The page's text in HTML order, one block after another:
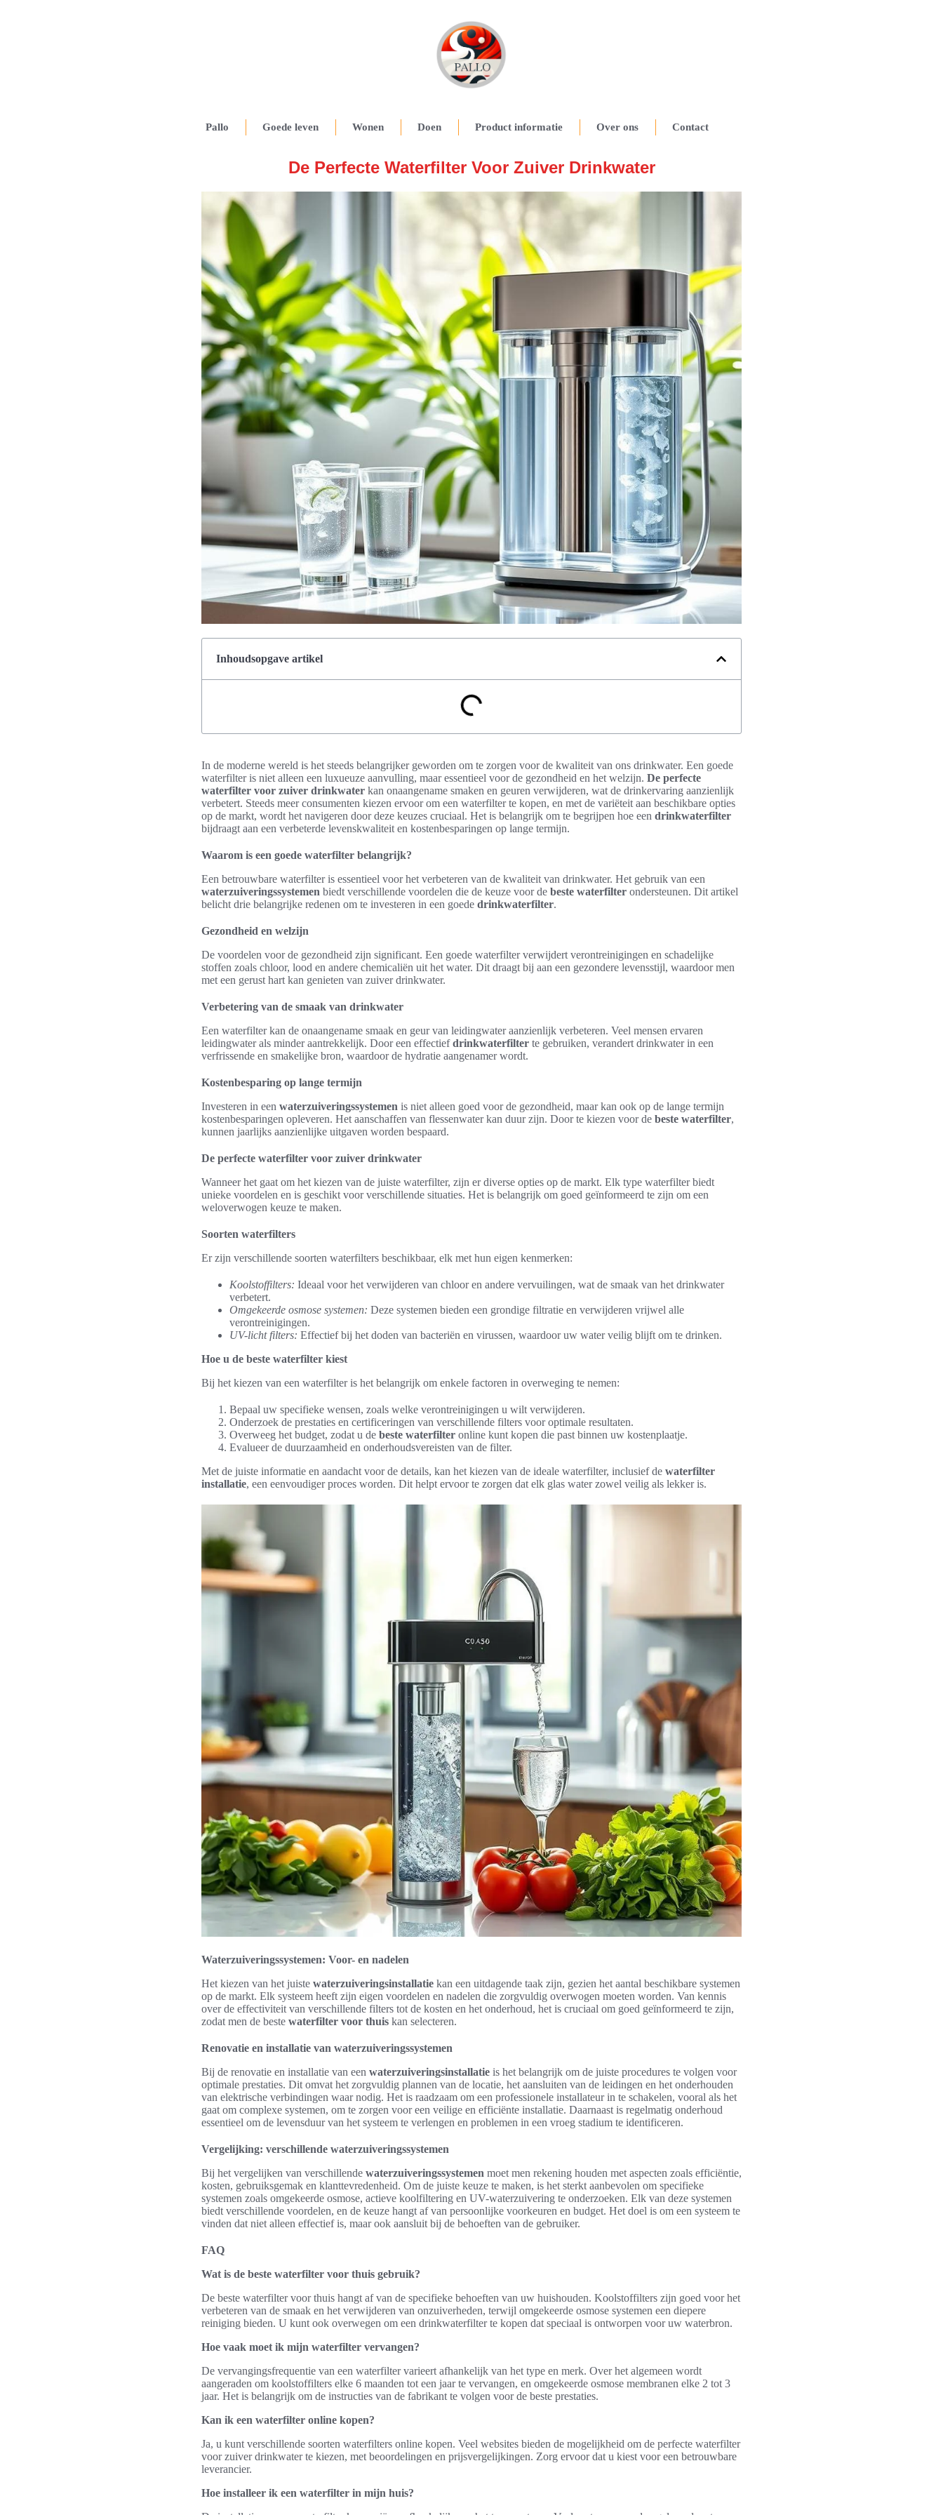
Pallo Goede leven Wonen Doen Product informatie Over ons Contact
De Perfecte Waterfilter Voor Zuiver Drinkwater
Inhoudsopgave artikel
In de moderne wereld is het steeds belangrijker geworden om te zorgen voor de kwaliteit van ons drinkwater. Een goede
waterfilter is niet alleen een luxueuze aanvulling, maar essentieel voor de gezondheid en het welzijn. De perfecte
waterfilter voor zuiver drinkwater kan onaangename smaken en geuren verwijderen, wat de drinkervaring aanzienlijk
verbetert. Steeds meer consumenten kiezen ervoor om een waterfilter te kopen, en met de variëteit aan beschikbare opties
op de markt, wordt het navigeren door deze keuzes cruciaal. Het is belangrijk om te begrijpen hoe een drinkwaterfilter
bijdraagt aan een verbeterde levenskwaliteit en kostenbesparingen op lange termijn.
Waarom is een goede waterfilter belangrijk?
Een betrouwbare waterfilter is essentieel voor het verbeteren van de kwaliteit van drinkwater. Het gebruik van een
waterzuiveringssystemen biedt verschillende voordelen die de keuze voor de beste waterfilter ondersteunen. Dit artikel
belicht drie belangrijke redenen om te investeren in een goede drinkwaterfilter.
Gezondheid en welzijn
De voordelen voor de gezondheid zijn significant. Een goede waterfilter verwijdert verontreinigingen en schadelijke
stoffen zoals chloor, lood en andere chemicaliën uit het water. Dit draagt bij aan een gezondere levensstijl, waardoor men
met een gerust hart kan genieten van zuiver drinkwater.
Verbetering van de smaak van drinkwater
Een waterfilter kan de onaangename smaak en geur van leidingwater aanzienlijk verbeteren. Veel mensen ervaren
leidingwater als minder aantrekkelijk. Door een effectiefdrinkwaterfilter te gebruiken, verandert drinkwater in een
verfrissende en smakelijke bron, waardoor de hydratie aangenamer wordt.
Kostenbesparing op lange termijn
Investeren in een waterzuiveringssystemen is niet alleen goed voor de gezondheid, maar kan ook op de lange termijn
kostenbesparingen opleveren. Het aanschaffen van flessenwater kan duur zijn. Door te kiezen voor de beste waterfilter,
kunnen jaarlijks aanzienlijke uitgaven worden bespaard.
De perfecte waterfilter voor zuiver drinkwater
Wanneer het gaat om het kiezen van de juiste waterfilter, zijn er diverse opties op de markt. Elk type waterfilter biedt
unieke voordelen en is geschikt voor verschillende situaties. Het is belangrijk om goed geïnformeerd te zijn om een
weloverwogen keuze te maken.
Soorten waterfilters
Er zijn verschillende soorten waterfilters beschikbaar, elk met hun eigen kenmerken:
Koolstoffilters: Ideaal voor het verwijderen van chloor en andere vervuilingen, wat de smaak van het drinkwater
verbetert.
Omgekeerde osmose systemen: Deze systemen bieden een grondige filtratie en verwijderen vrijwel alle
verontreinigingen.
UV-licht filters: Effectief bij het doden van bacteriën en virussen, waardoor uw water veilig blijft om te drinken.
Hoe u de beste waterfilter kiest
Bij het kiezen van een waterfilter is het belangrijk om enkele factoren in overweging te nemen:
Bepaal uw specifieke wensen, zoals welke verontreinigingen u wilt verwijderen.
Onderzoek de prestaties en certificeringen van verschillende filters voor optimale resultaten.
Overweeg het budget, zodat u de beste waterfilter online kunt kopen die past binnen uw kostenplaatje.
Evalueer de duurzaamheid en onderhoudsvereisten van de filter.
Met de juiste informatie en aandacht voor de details, kan het kiezen van de ideale waterfilter, inclusief de waterfilter
installatie, een eenvoudiger proces worden. Dit helpt ervoor te zorgen dat elk glas water zowel veilig als lekker is.
Waterzuiveringssystemen: Voor- en nadelen
Het kiezen van het juiste waterzuiveringsinstallatie kan een uitdagende taak zijn, gezien het aantal beschikbare systemen
op de markt. Elk systeem heeft zijn eigen voordelen en nadelen die zorgvuldig overwogen moeten worden. Van kennis
over de effectiviteit van verschillende filters tot de kosten en het onderhoud, het is cruciaal om goed geïnformeerd te zijn,
zodat men de beste waterfilter voor thuis kan selecteren.
Renovatie en installatie van waterzuiveringssystemen
Bij de renovatie en installatie van een waterzuiveringsinstallatie is het belangrijk om de juiste procedures te volgen voor
optimale prestaties. Dit omvat het zorgvuldig plannen van de locatie, het aansluiten van de leidingen en het onderhouden
van elektrische verbindingen waar nodig. Het is raadzaam om een professionele installateur in te schakelen, vooral als het
gaat om complexe systemen, om te zorgen voor een veilige en efficiënte installatie. Daarnaast is regelmatig onderhoud
essentieel om de levensduur van het systeem te verlengen en problemen in een vroeg stadium te identificeren.
Vergelijking: verschillende waterzuiveringssystemen
Bij het vergelijken van verschillende waterzuiveringssystemen moet men rekening houden met aspecten zoals efficiëntie,
kosten, gebruiksgemak en klanttevredenheid. Om de juiste keuze te maken, is het sterkt aanbevolen om specifieke
systemen zoals omgekeerde osmose, actieve koolfiltering en UV-waterzuivering te onderzoeken. Elk van deze systemen
biedt verschillende voordelen, en de keuze hangt af van persoonlijke voorkeuren en budget. Het doel is om een systeem te
vinden dat niet alleen effectief is, maar ook aansluit bij de behoeften van de gebruiker.
FAQ
Wat is de beste waterfilter voor thuis gebruik?
De beste waterfilter voor thuis hangt af van de specifieke behoeften van uw huishouden. Koolstoffilters zijn goed voor het
verbeteren van de smaak en het verwijderen van onzuiverheden, terwijl omgekeerde osmose systemen een diepere
reiniging bieden. U kunt ook overwegen om een drinkwaterfilter te kopen dat speciaal is ontworpen voor uw waterbron.
Hoe vaak moet ik mijn waterfilter vervangen?
De vervangingsfrequentie van een waterfilter varieert afhankelijk van het type en merk. Over het algemeen wordt
aangeraden om koolstoffilters elke 6 maanden tot een jaar te vervangen, en omgekeerde osmose membranen elke 2 tot 3
jaar. Het is belangrijk om de instructies van de fabrikant te volgen voor de beste prestaties.
Kan ik een waterfilter online kopen?
Ja, u kunt verschillende soorten waterfilters online kopen. Veel websites bieden de mogelijkheid om de perfecte waterfilter
voor zuiver drinkwater te kiezen, met beoordelingen en prijsvergelijkingen. Zorg ervoor dat u kiest voor een betrouwbare
leverancier.
Hoe installeer ik een waterfilter in mijn huis?